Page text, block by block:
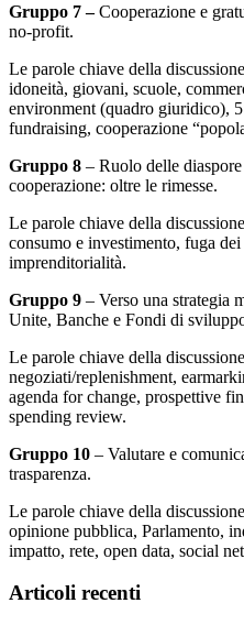
Gruppo 7 –Cooperazione e
no-profit.
Le parole chiave della
idoneità, giovani, scuole,
environment (quadro giuridico),
fundraising, cooperazione
Gruppo 8 – Ruolo delle
cooperazione: oltre le rimesse.
Le parole chiave della
consumo e investimento, fuga
imprenditorialità.
Gruppo 9 – Verso una strategia
Unite, Banche e Fondi di
Le parole chiave della
negoziati/replenishment,
agenda for change, prospettive
spending review.
Gruppo 10 – Valutare e
trasparenza.
Le parole chiave della
opinione pubblica, Parlamento,
impatto, rete, open data, social
Articoli recenti